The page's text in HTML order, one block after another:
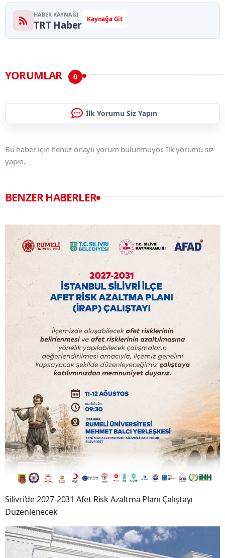
HABER KAYNAĞI
TRT Haber Kaynağa Git
YORUMLAR 0
İlk Yorumu Siz Yapın
Bu haber için henüz onaylı yorum bulunmuyor. İlk yorumu siz
yapın.
BENZER HABERLER
Silivri’de 2027-2031 Afet Risk Azaltma Planı Çalıştayı
Düzenlenecek